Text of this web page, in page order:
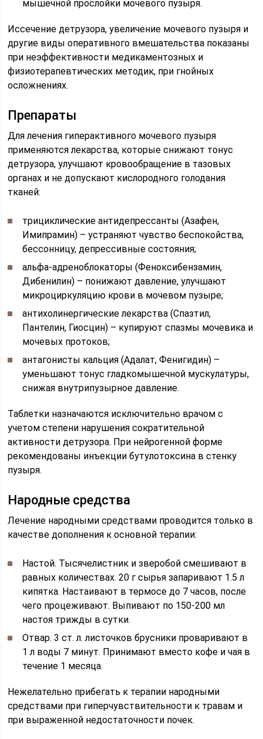
мышечной прослойки мочевого пузыря.
Иссечение детрузора, увеличение мочевого пузыря и
другие виды оперативного вмешательства показаны
при неэффективности медикаментозных и
физиотерапевтических методик, при гнойных
осложнениях.
Препараты
Для лечения гиперактивного мочевого пузыря
применяются лекарства, которые снижают тонус
детрузора, улучшают кровообращение в тазовых
органах и не допускают кислородного голодания
тканей:
трициклические антидепрессанты (Азафен,
Имипрамин) – устраняют чувство беспокойства,
бессонницу, депрессивные состояния;
альфа-адреноблокаторы (Феноксибензамин,
Дибенилин) – понижают давление, улучшают
микроциркуляцию крови в мочевом пузыре;
антихолинергические лекарства (Спазтил,
Пантелин, Гиосцин) – купируют спазмы мочевика и
мочевых протоков;
антагонисты кальция (Адалат, Фенигидин) –
уменьшают тонус гладкомышечной мускулатуры,
снижая внутрипузырное давление.
Таблетки назначаются исключительно врачом с
учетом степени нарушения сократительной
активности детрузора. При нейрогенной форме
рекомендованы инъекции бутулотоксина в стенку
пузыря.
Народные средства
Лечение народными средствами проводится только в
качестве дополнения к основной терапии:
Настой. Тысячелистник и зверобой смешивают в
равных количествах. 20 г сырья запаривают 1.5 л
кипятка. Настаивают в термосе до 7 часов, после
чего процеживают. Выпивают по 150-200 мл
настоя трижды в сутки.
Отвар. 3 ст. л. листочков брусники проваривают в
1 л воды 7 минут. Принимают вместо кофе и чая в
течение 1 месяца.
Нежелательно прибегать к терапии народными
средствами при гиперчувствительности к травам и
при выраженной недостаточности почек.